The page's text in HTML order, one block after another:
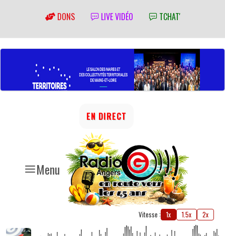
DONS LIVE VIDÉO TCHAT'
Menu
EN DIRECT
Vitesse : 1x 1.5x 2x